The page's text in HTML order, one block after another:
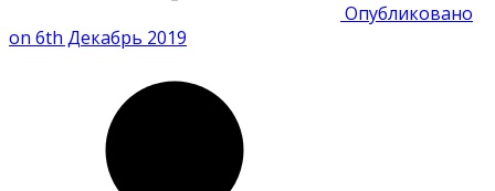
Опубликовано
on 6th Декабрь 2019